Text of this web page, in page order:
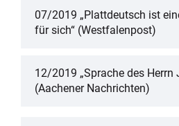
07/2019 „Plattdeutsch ist
für sich“ (Westfalenpost)
12/2019 „Sprache des Herrn
(Aachener Nachrichten)